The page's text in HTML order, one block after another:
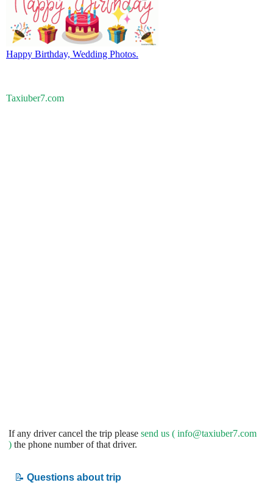
Happy Birthday, Wedding Photos.
Taxiuber7.com
If any driver cancel the trip please send us ( info@taxiuber7.com
) the phone number of that driver.
📝 Questions about trip